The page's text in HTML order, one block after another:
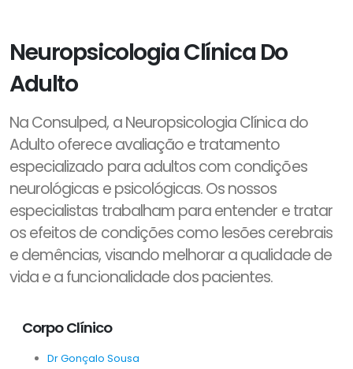
Neuropsicologia Clínica Do
Adulto
Na Consulped, a Neuropsicologia Clínica do
Adulto oferece avaliação e tratamento
especializado para adultos com condições
neurológicas e psicológicas. Os nossos
especialistas trabalham para entender e tratar
os efeitos de condições como lesões cerebrais
e demências, visando melhorar a qualidade de
vida e a funcionalidade dos pacientes.
Corpo Clínico
Dr Gonçalo Sousa